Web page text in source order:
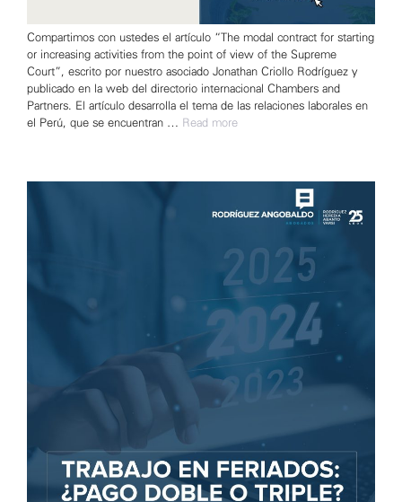
Compartimos con ustedes el artículo “The modal contract for starting
or increasing activities from the point of view of the Supreme
Court”, escrito por nuestro asociado Jonathan Criollo Rodríguez y
publicado en la web del directorio internacional Chambers and
Partners. El artículo desarrolla el tema de las relaciones laborales en
el Perú, que se encuentran …
Read more